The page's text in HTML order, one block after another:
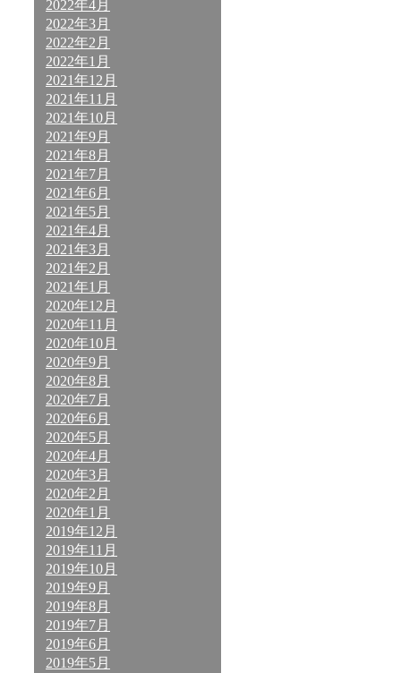
2022年4月
2022年3月
2022年2月
2022年1月
2021年12月
2021年11月
2021年10月
2021年9月
2021年8月
2021年7月
2021年6月
2021年5月
2021年4月
2021年3月
2021年2月
2021年1月
2020年12月
2020年11月
2020年10月
2020年9月
2020年8月
2020年7月
2020年6月
2020年5月
2020年4月
2020年3月
2020年2月
2020年1月
2019年12月
2019年11月
2019年10月
2019年9月
2019年8月
2019年7月
2019年6月
2019年5月